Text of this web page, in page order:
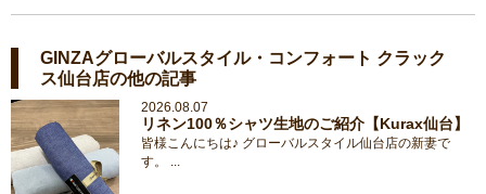
GINZAグローバルスタイル・コンフォート クラック
ス仙台店の他の記事
2026.08.07
リネン100％シャツ生地のご紹介【Kurax仙台】
皆様こんにちは♪ グローバルスタイル仙台店の新妻で
す。 ...